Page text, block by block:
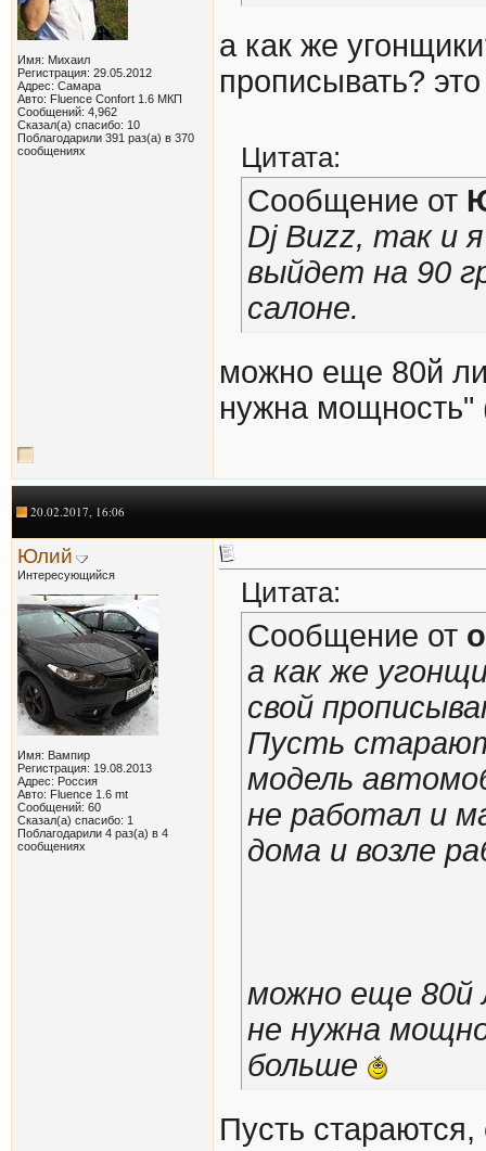
Имя: Михаил
Регистрация: 29.05.2012
Адрес: Самара
Авто: Fluence Confort 1.6 МКП
Сообщений: 4,962
Сказал(а) спасибо: 10
Поблагодарили 391 раз(а) в 370
сообщениях
а как же
прописывать?
Цитата:
Сообщение от
Dj Buzz, так и
выйдет на 90
салоне.
можно еще 80й
нужна мощность"
20.02.2017, 16:06
Юлий
Интересующийся
Имя: Вампир
Регистрация: 19.08.2013
Адрес: Россия
Авто: Fluence 1.6 mt
Сообщений: 60
Сказал(а) спасибо: 1
Поблагодарили 4 раз(а) в 4
сообщениях
Цитата:
Сообщение от
а как же
свой
Пусть
модель
не работал и
дома и возле
можно еще 80й
не нужна
больше
Пусть